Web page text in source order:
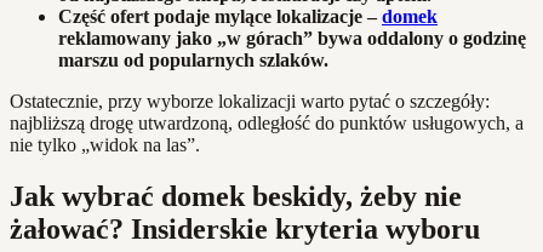
Część ofert podaje mylące lokalizacje –domek
reklamowany jako „w górach” bywa oddalony o godzinę
marszu od popularnych szlaków.
Ostatecznie, przy wyborze lokalizacji warto pytać o szczegóły:
najbliższą drogę utwardzoną, odległość do punktów usługowych, a
nie tylko „widok na las”.
Jak wybrać domek beskidy, żeby nie
żałować? Insiderskie kryteria wyboru